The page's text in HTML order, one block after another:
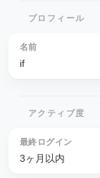
プロフィール
名前
if
アクティブ度
最終ログイン
3ヶ月以内